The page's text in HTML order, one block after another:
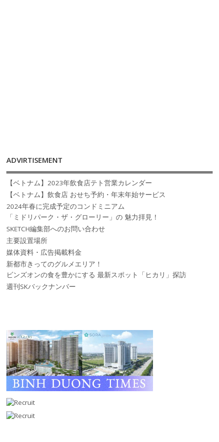
ADVIRTISEMENT
【ベトナム】2023年飲食店テト営業カレンダー
【ベトナム】飲食店 おせち予約・年末年始サービス
2024年春に完成予定のコンドミニアム
「ミドリパーク・ザ・グローリー」の 魅力拝見！
SKETCH編集部へのお問い合わせ
主要設置場所
媒体資料・広告掲載料金
新都市きってのグルメエリア！
ビンズオンの食を豊かにする 最新スポット「ヒカリ」探訪
週刊SKバックナンバー